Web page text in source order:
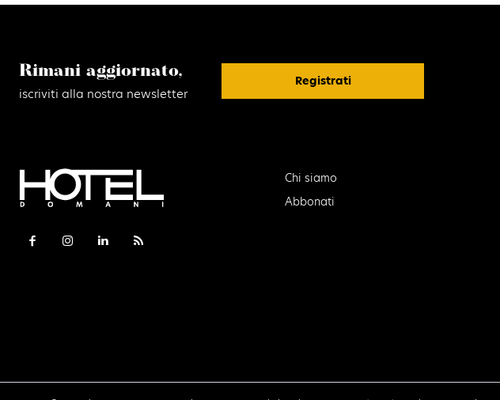
Rimani aggiornato,
iscriviti alla nostra newsletter
Registrati
Chi siamo
Abbonati